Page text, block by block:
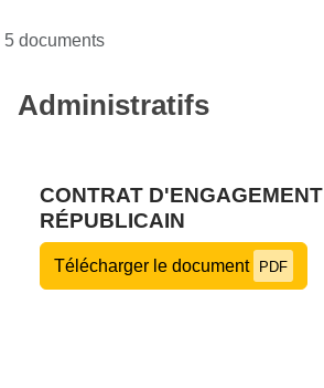
5 documents
Administratifs
CONTRAT D'ENGAGEMENT
RÉPUBLICAIN
Télécharger le document PDF